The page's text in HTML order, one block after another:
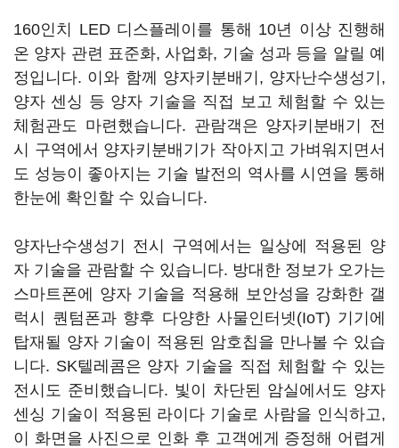
160인치 LED 디스플레이를 통해 10년 이상 진행해
온 양자 관련 표준화, 사업화, 기술 성과 등을 알릴 예
정입니다. 이와 함께 양자키분배기, 양자난수생성기,
양자 센싱 등 양자 기술을 직접 보고 체험할 수 있는
체험관도 마련했습니다. 관람객은 양자키분배기 전
시 구역에서 양자키분배기가 작아지고 가벼워지면서
도 성능이 좋아지는 기술 발전의 역사를 시연을 통해
한눈에 확인할 수 있습니다.
양자난수생성기 전시 구역에서는 일상에 적용된 양
자 기술을 관람할 수 있습니다. 방대한 정보가 오가는
스마트폰에 양자 기술을 적용해 보안성을 강화한 갤
럭시 퀀텀폰과 향후 다양한 사물인터넷(IoT) 기기에
탑재될 양자 기술이 적용된 암호칩을 만나볼 수 있습
니다. SK텔레콤은 양자 기술을 직접 체험할 수 있는
전시도 준비했습니다. 빛이 차단된 암실에서도 양자
센싱 기술이 적용된 라이다 기술로 사람을 인식하고,
이 화면을 사진으로 인화 후 고객에게 증정해 어렵게